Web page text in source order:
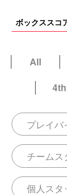
ボックススコ
All
4th
プレイバ
チームス
個人スタ